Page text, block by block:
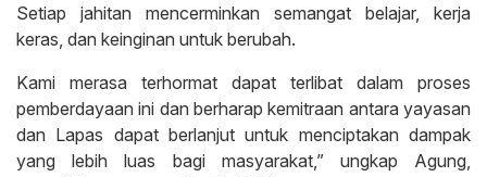
Setiap jahitan mencerminkan semangat belajar, kerja
keras, dan keinginan untuk berubah.
Kami merasa terhormat dapat terlibat dalam proses
pemberdayaan ini dan berharap kemitraan antara yayasan
dan Lapas dapat berlanjut untuk menciptakan dampak
yang lebih luas bagi masyarakat,” ungkap Agung,